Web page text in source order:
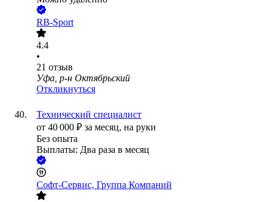
RB-Sport
4.4
•
21 отзыв
Уфа, р-н Октябрьский
Откликнуться
Технический специалист
от 40 000 ₽ за месяц, на руки
Без опыта
Выплаты: Два раза в месяц
Софт-Сервис, Группа Компаний